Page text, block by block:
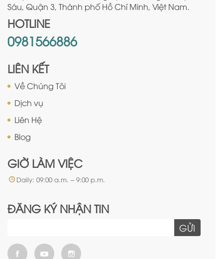
Sáu, Quận 3, Thành phố Hồ Chí Minh, Việt Nam.
HOTLINE
0981566886
LIÊN KẾT
Về Chúng Tôi
Dịch vụ
Liên Hệ
Blog
GIỜ LÀM VIỆC
Daily: 09:00 a.m. – 9:00 p.m.
ĐĂNG KÝ NHẬN TIN
GỬI